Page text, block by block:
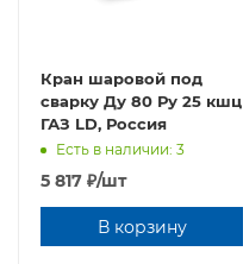
Кран шаровой под
сварку Ду 80 Ру 25 кшц
ГАЗ LD, Россия
Есть в наличии: 3
5 817 ₽/шт
В корзину